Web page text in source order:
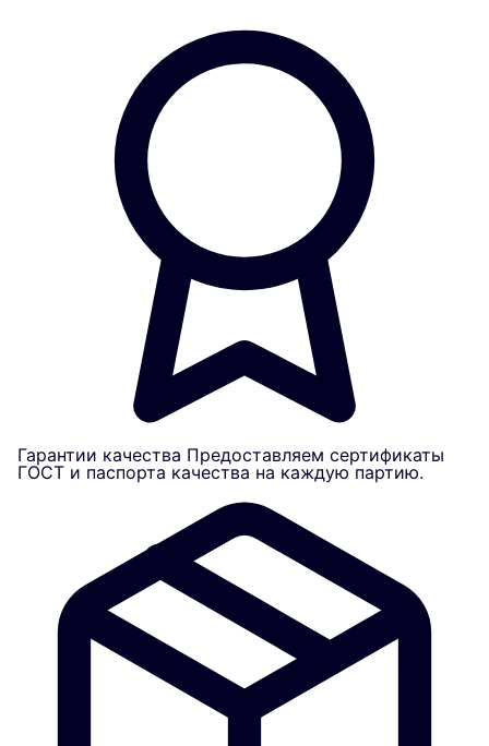
Гарантии качества Предоставляем сертификаты
ГОСТ и паспорта качества на каждую партию.